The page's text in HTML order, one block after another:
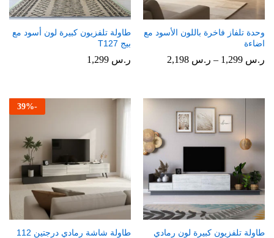
وحدة تلفاز فاخرة باللون الأسود مع
اضاءة
ر.س – ر.س
خلال
طاولة تلفزيون كبيرة لون أسود مع
بيج T127
ر.س
طاولة تلفزيون كبيرة لون رمادي
-
39%
طاولة شاشة رمادي درجتين 112